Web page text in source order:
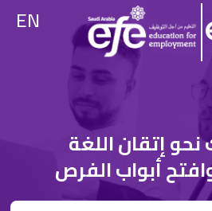
EN
نحو إتقان اللغة
أبواب الفرص